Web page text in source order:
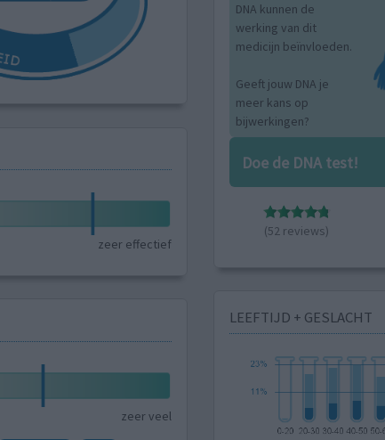
zeer effectief
zeer veel
DNA kunnen de
werking van dit
medicijn beïnvloeden.
Geeft jouw DNA je
meer kans op
bijwerkingen?
Doe de DNA test!
(52 reviews)
LEEFTIJD + GESLACHT